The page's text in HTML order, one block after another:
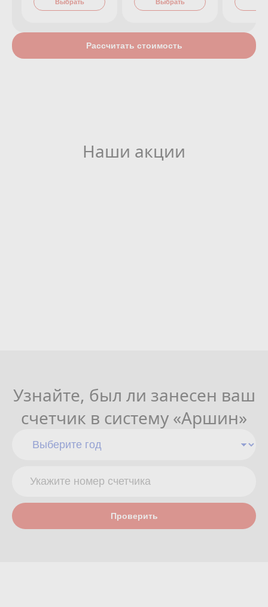
Выбрать Выбрать
Рассчитать стоимость
Наши акции
Узнайте, был ли занесен ваш
счетчик в систему «Аршин»
Проверить